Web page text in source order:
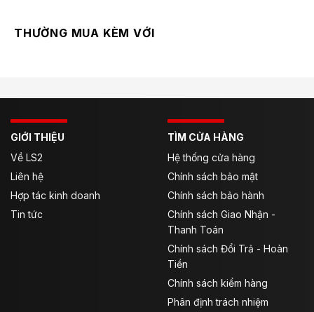
dễ chịu cho người đội.
Vỏ có trọng lượng 980 ± 50g không bao gồm phụ
kiện.
Đạt tiêu chuẩn ECE 22.05 Châu Âu và QCVN Việt Nam.
THƯỜNG MUA KÈM VỚI
GIỚI THIỆU
Về LS2
Liên hệ
Hợp tác kinh doanh
Tin tức
TÌM CỬA HÀNG
Hệ thống cửa hàng
Chính sách bảo mật
Chính sách bảo hành
Chính sách Giao Nhận -
Thanh Toán
Chính sách Đổi Trả - Hoàn
Tiền
Chính sách kiểm hàng
Phân định trách nhiệm